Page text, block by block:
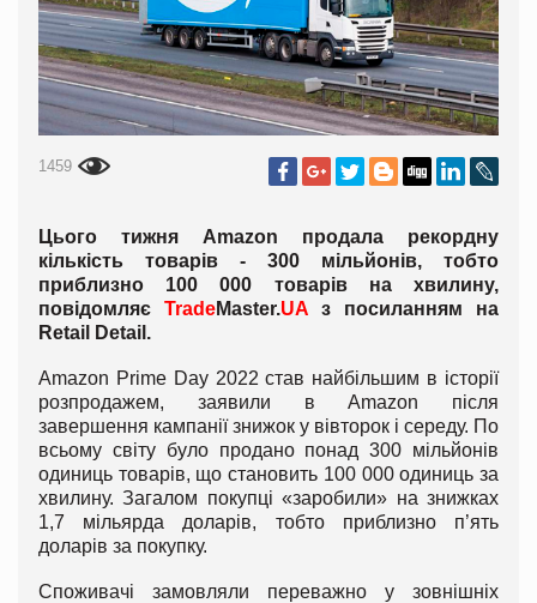
1459
Цього тижня Amazon продала рекордну
кількість товарів - 300 мільйонів, тобто
приблизно 100 000 товарів на хвилину,
повідомляє TradeMaster.UA з посиланням на
Retail
Detail.
Amazon Prime Day 2022 став найбільшим в історії
розпродажем, заявили в Amazon після
завершення кампанії знижок у вівторок і середу. По
всьому світу було продано понад 300 мільйонів
одиниць товарів, що становить 100 000 одиниць за
хвилину. Загалом покупці «заробили» на знижках
1,7 мільярда доларів, тобто приблизно п’ять
доларів за покупку.
Споживачі замовляли переважно у зовнішніх